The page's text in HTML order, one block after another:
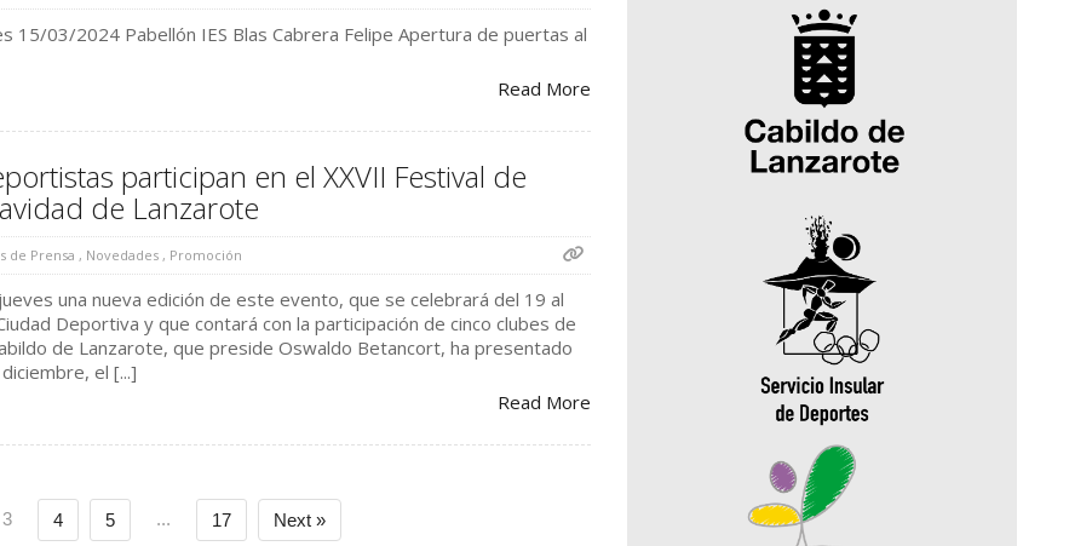
15/03/2024 Pabellón IES Blas Cabrera Felipe Apertura de puertas al
Read More
participan en el XXVII Festival de
de Lanzarote
de Prensa , Novedades , Promoción
una nueva edición de este evento, que se celebrará del 19 al
Deportiva y que contará con la participación de cinco clubes de
de Lanzarote, que preside Oswaldo Betancort, ha presentado
el [...]
Read More
3 4 5 ... 17 Next »